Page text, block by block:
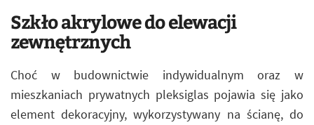
Szkło akrylowe do elewacji
zewnętrznych
Choć w budownictwie indywidualnym oraz w
mieszkaniach prywatnych pleksiglas pojawia się jako
element dekoracyjny, wykorzystywany na ścianę, do